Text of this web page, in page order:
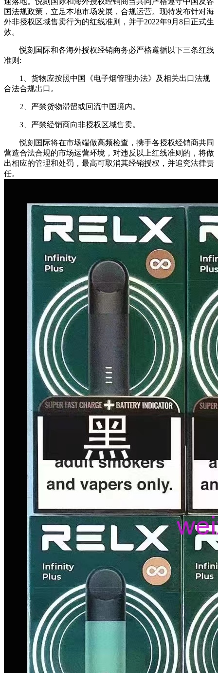
国法规政策，立足本地市场发展，合规运营。现特发布针对海
外非授权区域售卖行为的红线准则，并于2022年9月8日正式生
效。
悦刻国际和各海外授权经销商务必严格遵循以下三条红线
准则:
1、货物应按照中国《电子烟管理办法》及相关出口法规
合法合规出口。
2、严禁货物滞留或回流中国境内。
3、严禁经销商向非授权区域售卖。
悦刻国际将在市场端做高频检查，携手各授权经销商共同
营造合法合规的市场运营环境，对违反以上红线准则的，将做
出相应的管理和处罚，最高可取消其经销授权，并追究法律责
任。